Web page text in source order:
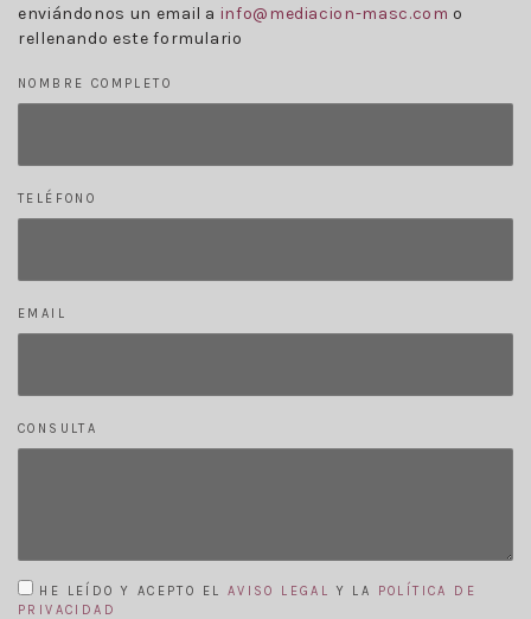
enviándonos un email a info@mediacion-masc.com o
rellenando este formulario
NOMBRE COMPLETO
TELÉFONO
EMAIL
CONSULTA
HE LEÍDO Y ACEPTO EL AVISO LEGAL Y LA
POLÍTICA DE
PRIVACIDAD